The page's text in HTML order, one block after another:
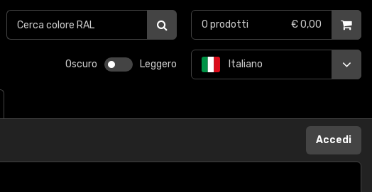
Oscuro Leggero Italiano
0 prodotti € 0,00
Accedi